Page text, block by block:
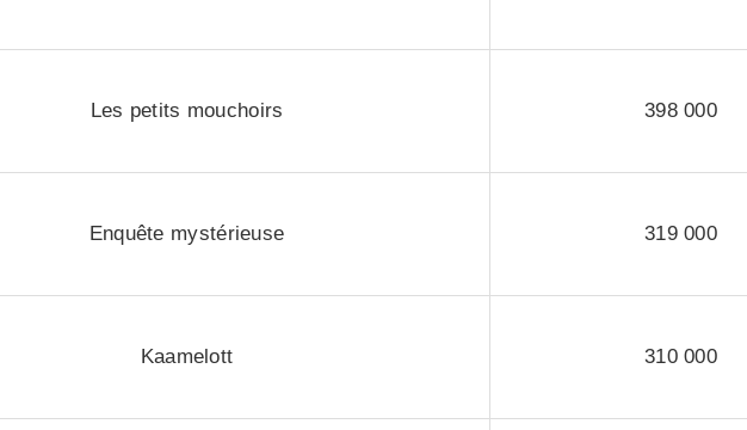
Les petits mouchoirs 398 000
Enquête mystérieuse 319 000
Kaamelott 310 000